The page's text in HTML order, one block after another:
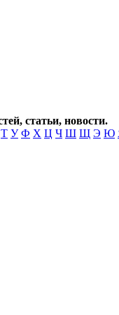
статьи, новости.
Т У Ф Х Ц Ч Ш Щ Э Ю